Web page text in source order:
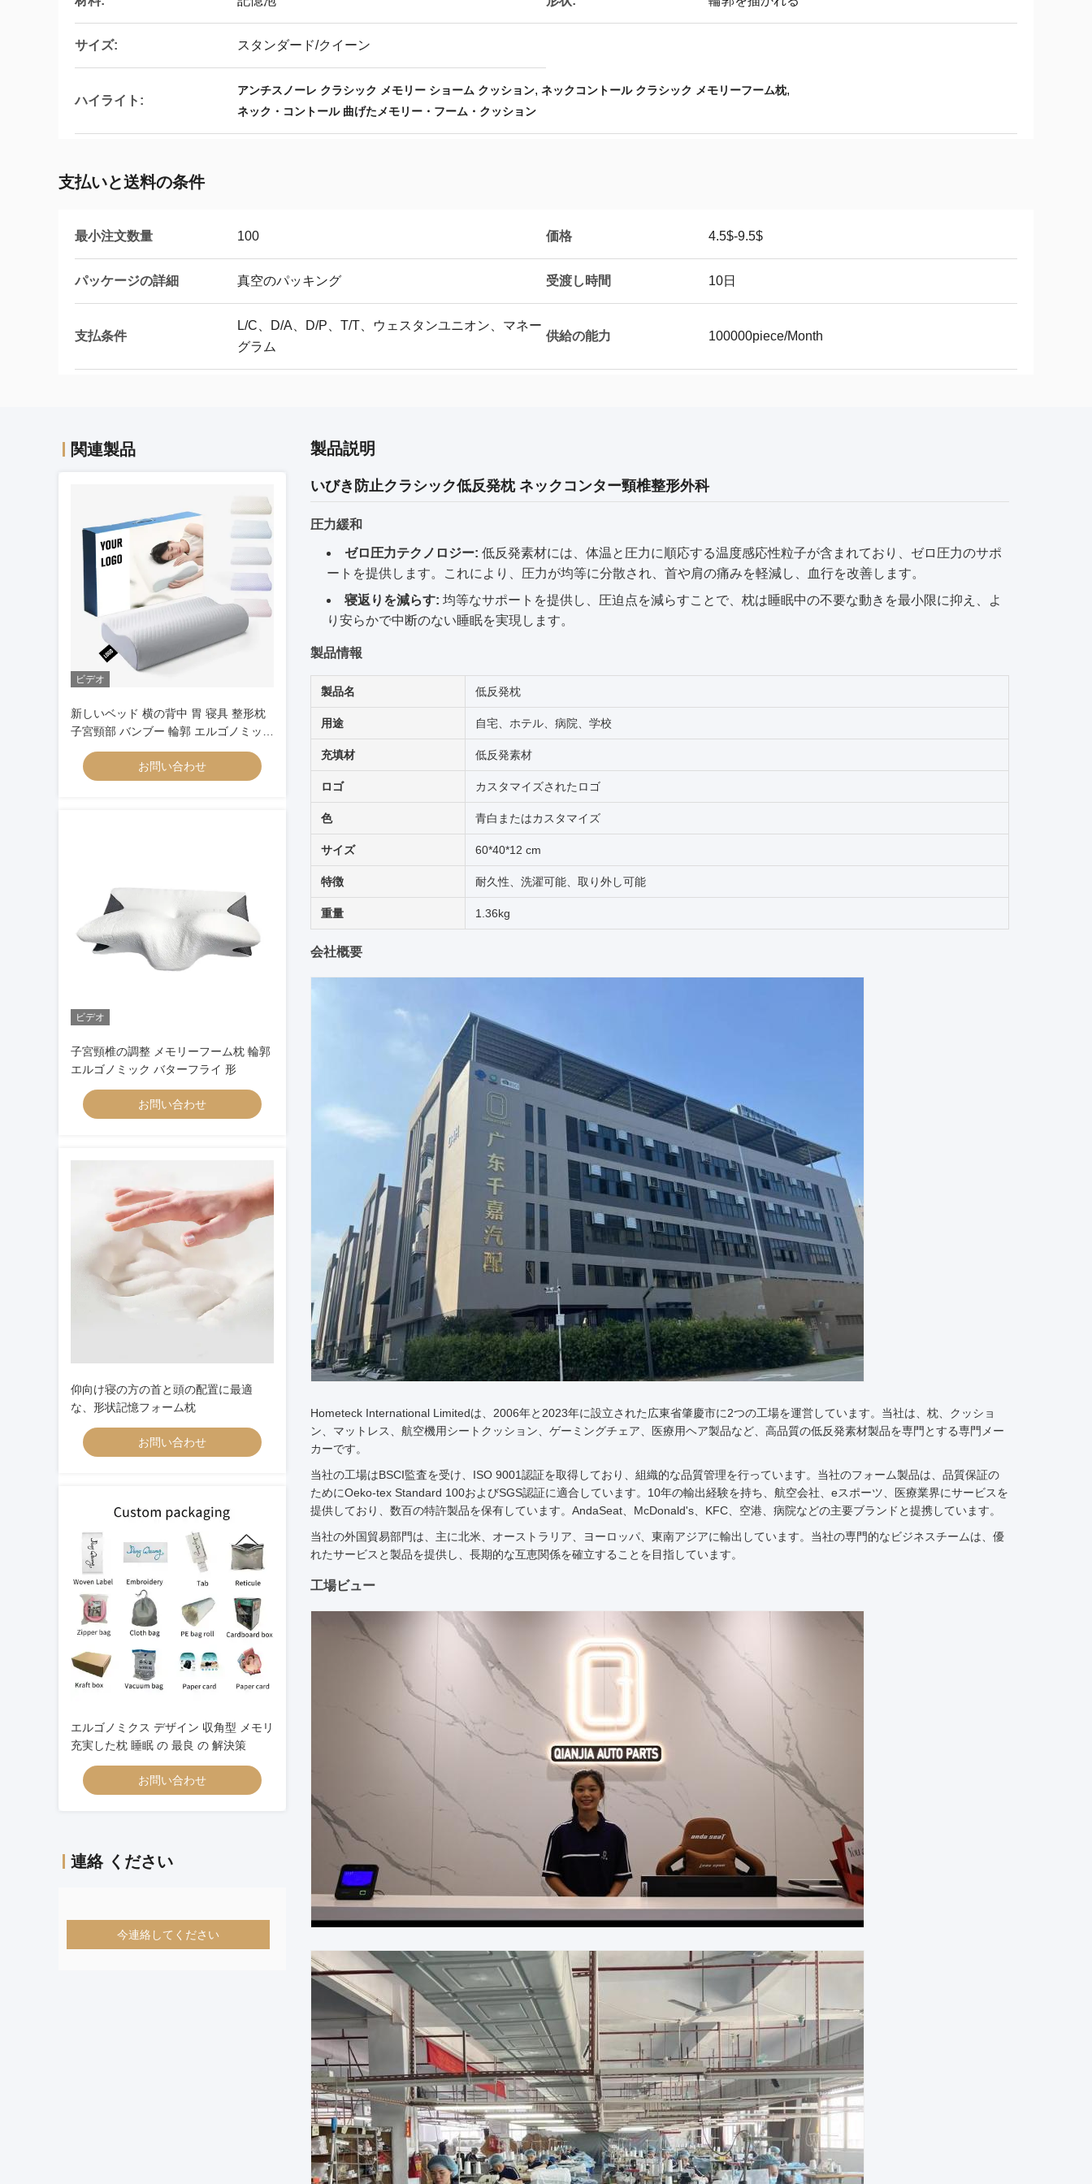
サイズ: スタンダード/クイーン
ハイライト:
アンチスノーレ クラシック メモリー ショーム クッション, ネックコントール クラシック メモリーフーム枕,
ネック・コントール 曲げたメモリー・フーム・クッション
支払いと送料の条件
最小注文数量 100 価格 4.5$-9.5$
パッケージの詳細 真空のパッキング 受渡し時間 10日
支払条件
L/C、D/A、D/P、T/T、ウェスタンユニオン、マネー
グラム
供給の能力 100000piece/Month
関連製品
ビデオ
新しいベッド 横の背中 胃 寝具 整形枕
子宮頸部 バンブー 輪郭 エルゴノミック
メモリー 泡 枕 整形頭
お問い合わせ
ビデオ
子宮頸椎の調整 メモリーフーム枕 輪郭
エルゴノミック バターフライ 形
お問い合わせ
仰向け寝の方の首と頭の配置に最適
な、形状記憶フォーム枕
お問い合わせ
エルゴノミクス デザイン 収角型 メモリ
充実した枕 睡眠 の 最良 の 解決策
お問い合わせ
連絡 ください
今連絡してください
製品説明
いびき防止クラシック低反発枕 ネックコンター頸椎整形外科
圧力緩和
ゼロ圧力テクノロジー: 低反発素材には、体温と圧力に順応する温度感応性粒子が含まれており、ゼロ圧力のサポ
ートを提供します。これにより、圧力が均等に分散され、首や肩の痛みを軽減し、血行を改善します。
寝返りを減らす: 均等なサポートを提供し、圧迫点を減らすことで、枕は睡眠中の不要な動きを最小限に抑え、よ
り安らかで中断のない睡眠を実現します。
製品情報
製品名 低反発枕
用途 自宅、ホテル、病院、学校
充填材 低反発素材
ロゴ カスタマイズされたロゴ
色 青白またはカスタマイズ
サイズ 60*40*12 cm
特徴 耐久性、洗濯可能、取り外し可能
重量 1.36kg
会社概要
Hometeck International Limitedは、2006年と2023年に設立された広東省肇慶市に2つの工場を運営しています。当社は、枕、クッショ
ン、マットレス、航空機用シートクッション、ゲーミングチェア、医療用ヘア製品など、高品質の低反発素材製品を専門とする専門メー
カーです。
当社の工場はBSCI監査を受け、ISO 9001認証を取得しており、組織的な品質管理を行っています。当社のフォーム製品は、品質保証の
ためにOeko-tex Standard 100およびSGS認証に適合しています。10年の輸出経験を持ち、航空会社、eスポーツ、医療業界にサービスを
提供しており、数百の特許製品を保有しています。AndaSeat、McDonald's、KFC、空港、病院などの主要ブランドと提携しています。
当社の外国貿易部門は、主に北米、オーストラリア、ヨーロッパ、東南アジアに輸出しています。当社の専門的なビジネスチームは、優
れたサービスと製品を提供し、長期的な互恵関係を確立することを目指しています。
工場ビュー